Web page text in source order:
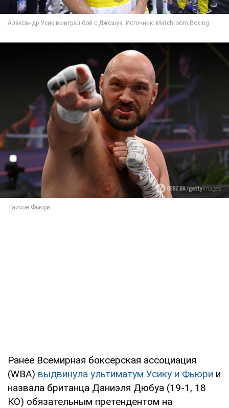
Ранее Всемирная боксерская ассоциация
(WBA) выдвинула ультиматум Усику и Фьюри и
назвала британца Даниэля Дюбуа (19-1, 18
КО) обязательным претендентом на